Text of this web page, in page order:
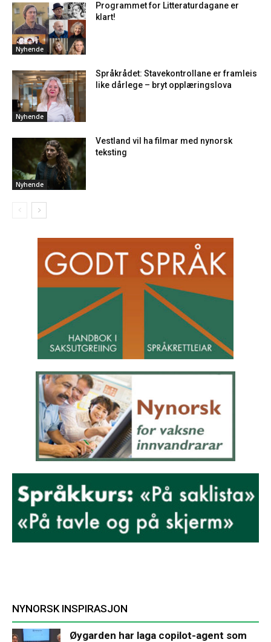
Nyhende
Programmet for Litteraturdagane er
klart!
Nyhende
Språkrådet: Stavekontrollane er framleis
like dårlege – bryt opplæringslova
Nyhende
Vestland vil ha filmar med nynorsk
teksting
NYNORSK INSPIRASJON
Øygarden har laga copilot-agent som